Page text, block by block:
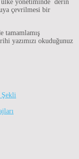
ülke yönetiminde derin
çevrilmesi bir
tamamlamış
yazımızı okuduğunuz